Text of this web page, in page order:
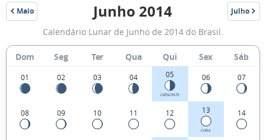
Maio
2014
Fases
da
Lua
de
Junho
2014
Junho 2014 Julho
2014
Calendário Lunar de Junho de 2014 do Brasil.
Dom Seg Ter Qua Qui Sex Sáb
01 02 03 04 05
CRESCENTE
06 07
08 09 10 11 12 13
CHEIA
14